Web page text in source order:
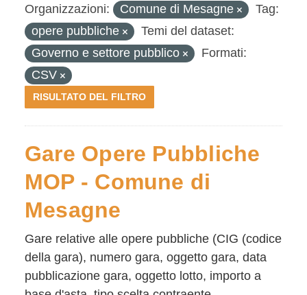
Organizzazioni: Comune di Mesagne
Tag:
opere pubbliche
Temi del dataset:
Governo e settore pubblico
Formati:
CSV
RISULTATO DEL FILTRO
Gare Opere Pubbliche
MOP - Comune di
Mesagne
Gare relative alle opere pubbliche (CIG (codice
della gara), numero gara, oggetto gara, data
pubblicazione gara, oggetto lotto, importo a